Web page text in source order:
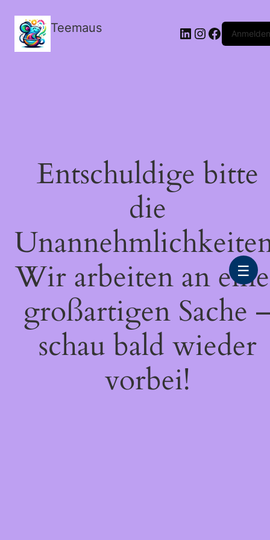
Teemaus LinkedIn
Instagram
FacebookAnmelden
Entschuldige bitte
die
Wir arbeiten an
großartigen Sache
schau bald wieder
vorbei!
☰